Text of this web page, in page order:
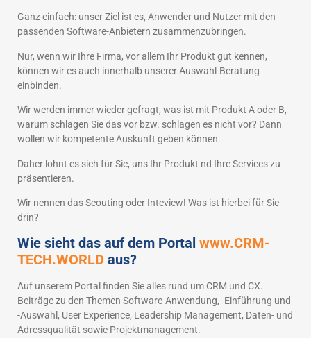
Ganz einfach: unser Ziel ist es, Anwender und Nutzer mit den
passenden Software-Anbietern zusammenzubringen.
Nur, wenn wir Ihre Firma, vor allem Ihr Produkt gut kennen,
können wir es auch innerhalb unserer Auswahl-Beratung
einbinden.
Wir werden immer wieder gefragt, was ist mit Produkt A oder B,
warum schlagen Sie das vor bzw. schlagen es nicht vor? Dann
wollen wir kompetente Auskunft geben können.
Daher lohnt es sich für Sie, uns Ihr Produkt nd Ihre Services zu
präsentieren.
Wir nennen das Scouting oder Inteview! Was ist hierbei für Sie
drin?
Wie sieht das auf dem Portal www.CRM-
TECH.WORLD aus?
Auf unserem Portal finden Sie alles rund um CRM und CX.
Beiträge zu den Themen Software-Anwendung, -Einführung und
-Auswahl, User Experience, Leadership Management, Daten- und
Adressqualität sowie Projektmanagement.